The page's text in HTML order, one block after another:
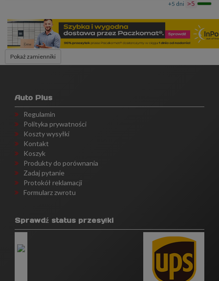
+5 dni >5
Pokaż zamienniki
Auto Plus
Regulamin
Polityka prywatności
Koszty wysyłki
Kontakt
Koszyk
Produkty do porównania
Zadaj pytanie
Protokół reklamacji
Formularz zwrotu
Sprawdź status przesyłki